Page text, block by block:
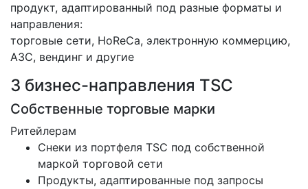
продукт, адаптированный под разные форматы и
направления:
торговые сети, HoReCa, электронную коммерцию,
АЗС, вендинг и другие
3 бизнес-направления TSC
Собственные торговые марки
Ритейлерам
Снеки из портфеля TSC под собственной
маркой торговой сети
Продукты, адаптированные под запросы